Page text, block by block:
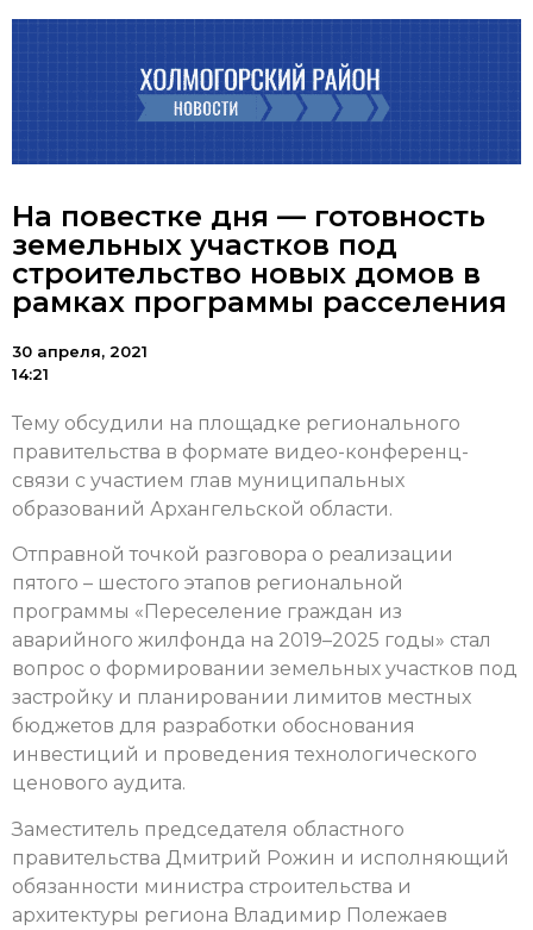
На повестке дня — готовность
земельных участков под
строительство новых домов в
рамках программы расселения
30 апреля, 2021
14:21
Тему обсудили на площадке регионального
правительства в формате видео-конференц-
связи с участием глав муниципальных
образований Архангельской области.
Отправной точкой разговора о реализации
пятого – шестого этапов региональной
программы «Переселение граждан из
аварийного жилфонда на 2019–2025 годы» стал
вопрос о формировании земельных участков под
застройку и планировании лимитов местных
бюджетов для разработки обоснования
инвестиций и проведения технологического
ценового аудита.
Заместитель председателя областного
правительства Дмитрий Рожин и исполняющий
обязанности министра строительства и
архитектуры региона Владимир Полежаев